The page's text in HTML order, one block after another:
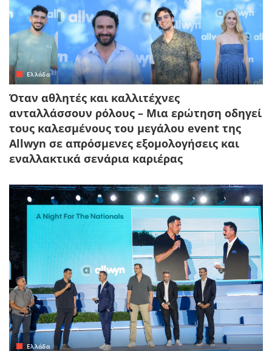
Ελλάδα
Όταν αθλητές και καλλιτέχνες
ανταλλάσσουν ρόλους – Μια ερώτηση οδηγεί
τους καλεσμένους του μεγάλου event της
Allwyn σε απρόσμενες εξομολογήσεις και
εναλλακτικά σενάρια καριέρας
Ελλάδα